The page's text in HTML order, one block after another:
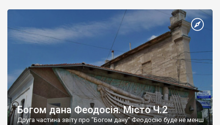
Богом дана Феодосія. Місто Ч.2
Друга частина звіту про "Богом дану" Феодосію буде не менш